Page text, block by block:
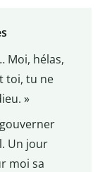
Moi, hélas,
toi, tu ne
»
Un jour
moi sa